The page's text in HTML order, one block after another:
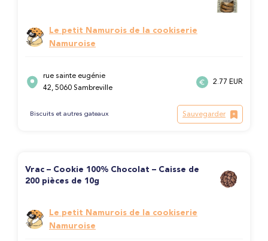
Le petit Namurois de la cookiserie
Namuroise
rue sainte eugénie
42, 5060 Sambreville
2.77 EUR
Biscuits et autres gateaux Sauvegarder
Vrac – Cookie 100% Chocolat – Caisse de
200 pièces de 10g
Le petit Namurois de la cookiserie
Namuroise